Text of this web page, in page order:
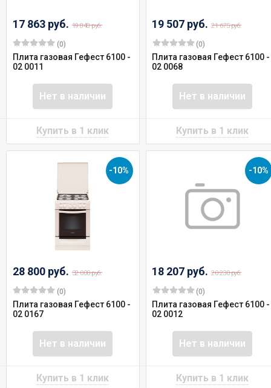
17 863 руб. 19 848 руб.
(0)
Плита газовая Гефест 6100 -
02 0011
Нет в наличии
19 507 руб. 21 675 руб.
(0)
Плита газовая Гефест 6100 -
02 0068
Нет в наличии
-10%
28 800 руб. 32 000 руб.
(0)
Плита газовая Гефест 6100 -
02 0167
Нет в наличии
-10%
18 207 руб. 20 230 руб.
(0)
Плита газовая Гефест 6100 -
02 0012
Нет в наличии